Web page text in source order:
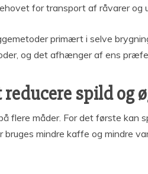
for transport af råvarer og
primært i selve
og det afhænger af ens
spild og
flere måder. For det første kan
mindre kaffe og mindre